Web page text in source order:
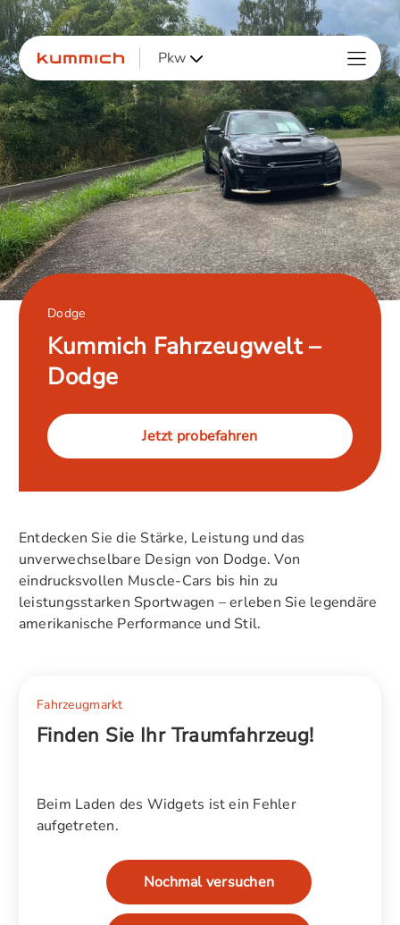
Pkw
Dodge
Kummich Fahrzeugwelt –
Dodge
Jetzt probefahren
Entdecken Sie die Stärke, Leistung und das
unverwechselbare Design von Dodge. Von
eindrucksvollen Muscle-Cars bis hin zu
leistungsstarken Sportwagen – erleben Sie legendäre
amerikanische Performance und Stil.
Fahrzeugmarkt
Finden Sie Ihr Traumfahrzeug!
Beim Laden des Widgets ist ein Fehler
aufgetreten.
Nochmal versuchen